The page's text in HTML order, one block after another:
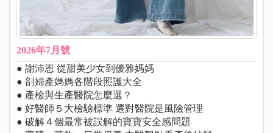
2026年7月號
● 謝沛恩 從甜美少女到優雅媽媽
● 剖婦產媽媽各階段照護大全
● 產檢與生產醫院怎麼選？
● 好醫師５大檢驗標準 選對醫院是風險管理
● 破解４個最常被誤解的寶寶安全感問題